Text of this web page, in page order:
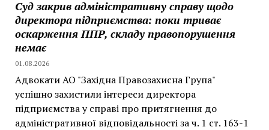
Суд закрив адміністративну справу щодо
директора підприємства: поки триває
оскарження ППР, складу правопорушення
немає
01.08.2026
Адвокати АО "Західна Правозахисна Група"
успішно захистили інтереси директора
підприємства у справі про притягнення до
адміністративної відповідальності за ч. 1 ст. 163-1